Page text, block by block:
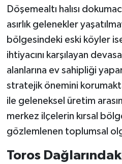
Döşemealtı halısı
asırlık gelenekler
bölgesindeki eski köyler
ihtiyacını karşılayan
alanlarına ev sahipliği
stratejik önemini
ile geleneksel üretim
merkez ilçelerin kırsal
gözlemlenen toplumsal
Toros